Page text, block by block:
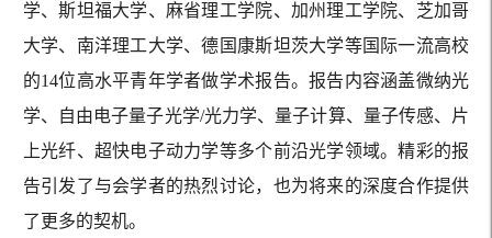
学、斯坦福大学、麻省理工学院、加州理工学院、芝加哥
大学、南洋理工大学、德国康斯坦茨大学等国际一流高校
的14位高水平青年学者做学术报告。报告内容涵盖微纳光
学、自由电子量子光学/光力学、量子计算、量子传感、片
上光纤、超快电子动力学等多个前沿光学领域。精彩的报
告引发了与会学者的热烈讨论，也为将来的深度合作提供
了更多的契机。